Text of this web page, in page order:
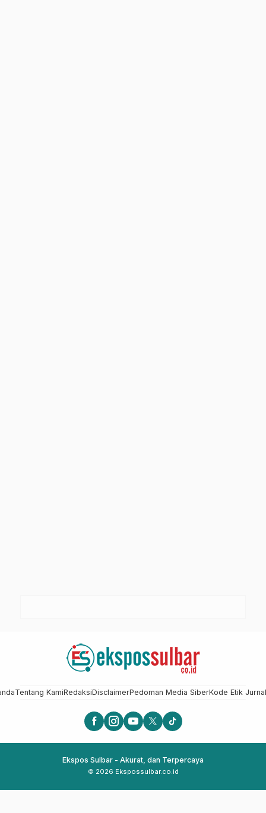
Tentang KamiRedaksiDisclaimerPedoman Media SiberKode Etik
Ekspos Sulbar - Akurat, dan Terpercaya
© 2026 Ekspossulbar.co.id